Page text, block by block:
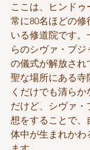
ここは、ヒンドゥ
常に80名ほどの
いる修道院です
らのシヴァ・プジ
の儀式が解放され
聖な場所にある寺
くだけでも清ら
だけど、シヴァ
想をすることで、
体中が生まれかわ